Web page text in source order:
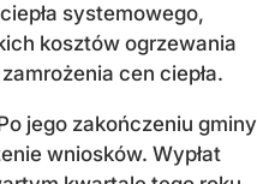
systemowego,
kosztów ogrzewania
cen ciepła.
jego zakończeniu gminy
wniosków. Wypłat